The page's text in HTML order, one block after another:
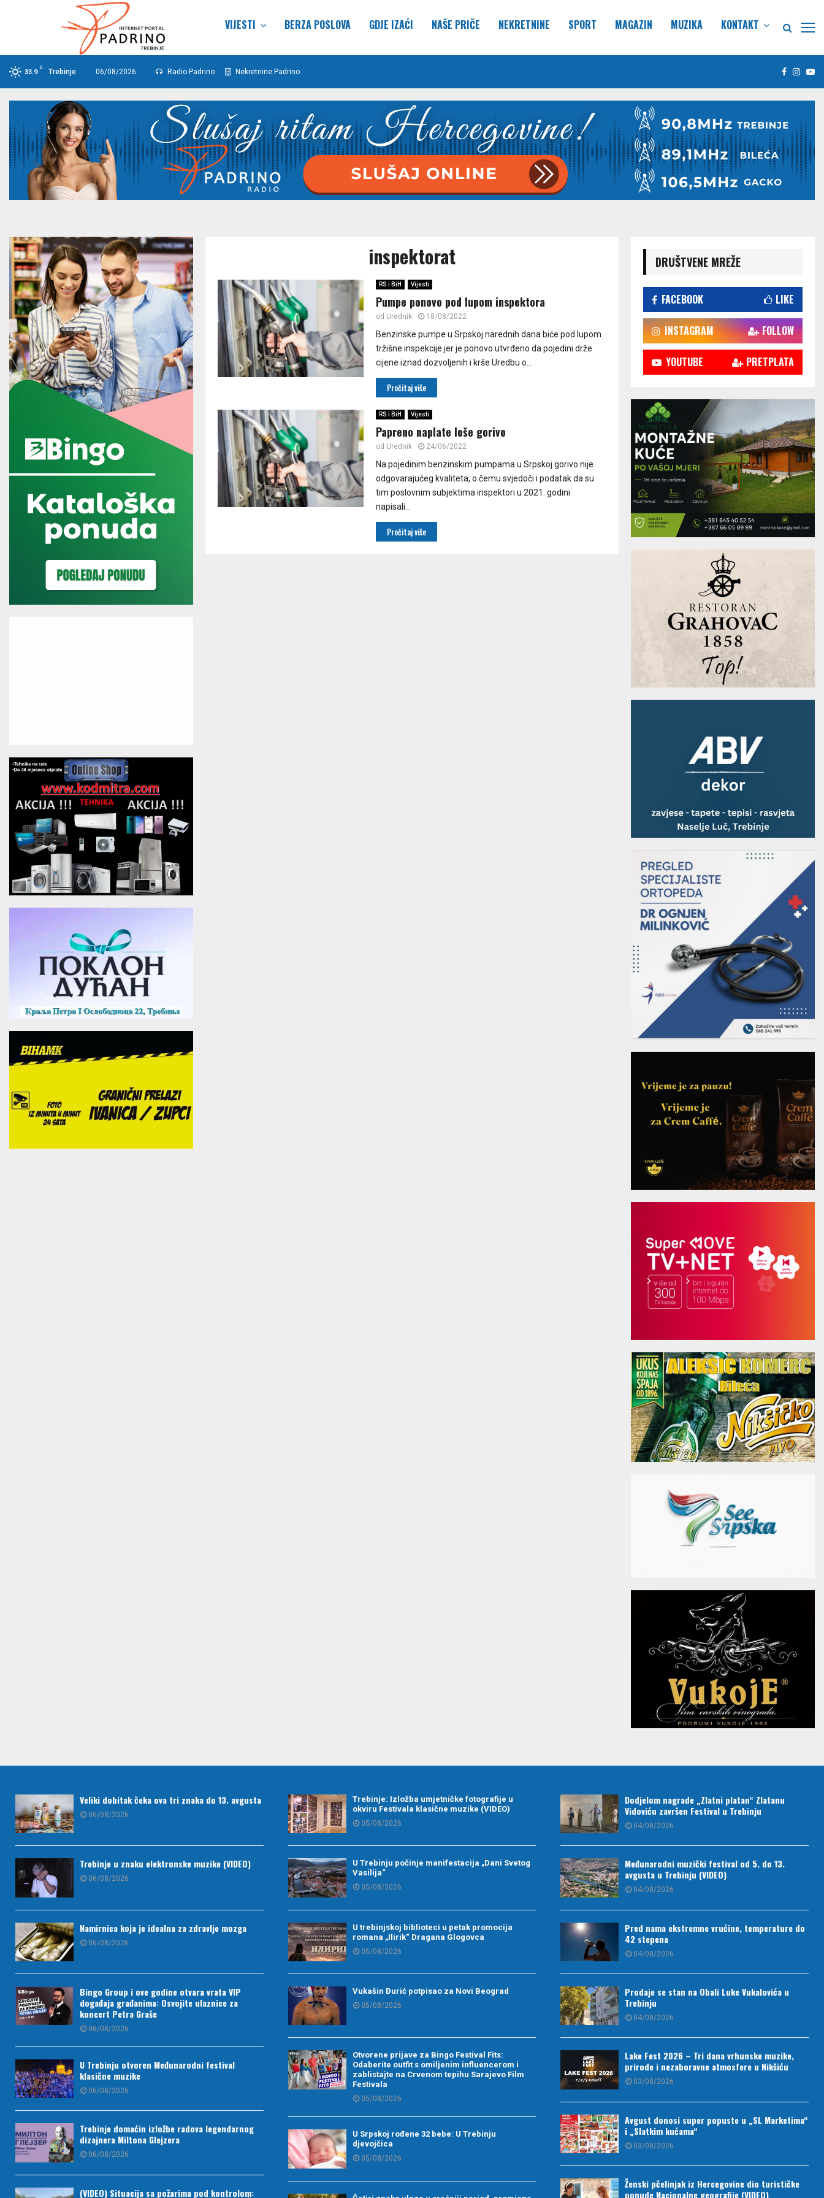
VIJESTI BERZA POSLOVA GDJE IZAĆI NAŠE PRIČE NEKRETNINE SPORT MAGAZIN MUZIKA KONTAKT
33.9
C
Trebinje 06/08/2026 Radio Padrino Nekretnine Padrino Facebook
inspektorat
RS i BiH Vijesti
Pumpe ponovo pod lupom inspektora
od Urednik 18/08/2022
Benzinske pumpe u Srpskoj narednih dana biće pod lupom
tržišne inspekcije jer je ponovo utvrđeno da pojedini drže
cijene iznad dozvoljenih i krše Uredbu o...
Pročitaj više
RS i BiH Vijesti
Papreno naplate loše gorivo
od Urednik 24/06/2022
Na pojedinim benzinskim pumpama u Srpskoj gorivo nije
odgovarajućeg kvaliteta, o čemu svjedoči i podatak da su
tim poslovnim subjektima inspektori u 2021. godini
napisali...
Pročitaj više
DRUŠTVENE MREŽE
FACEBOOK LIKE
INSTAGRAM FOLLOW
YOUTUBE PRETPLATA
Veliki dobitak čeka ova tri znaka do 13. avgusta
06/08/2026
Trebinje u znaku elektronske muzike (VIDEO)
06/08/2026
Namirnica koja je idealna za zdravlje mozga
06/08/2026
Bingo Group i ove godine otvara vrata VIP
događaja građanima: Osvojite ulaznice za
koncert Petra Graše
06/08/2026
U Trebinju otvoren Međunarodni festival
klasične muzike
06/08/2026
Trebinje domaćin izložbe radova legendarnog
dizajnera Miltona Glejzera
06/08/2026
(VIDEO) Situacija sa požarima pod kontrolom:
Trebinje: Izložba umjetničke fotografije u
okviru Festivala klasične muzike (VIDEO)
05/08/2026
U Trebinju počinje manifestacija „Dani Svetog
Vasilija“
05/08/2026
U trebinjskoj biblioteci u petak promocija
romana „Ilirik“ Dragana Glogovca
05/08/2026
Vukašin Đurić potpisao za Novi Beograd
05/08/2026
Otvorene prijave za Bingo Festival Fits:
Odaberite outfit s omiljenim influencerom i
zablistajte na Crvenom tepihu Sarajevo Film
Festivala
05/08/2026
U Srpskoj rođene 32 bebe: U Trebinju
djevojčica
05/08/2026
Dodjelom nagrade „Zlatni platan“ Zlatanu
Vidoviću završen Festival u Trebinju
04/08/2026
Međunarodni muzički festival od 5. do 13.
avgusta u Trebinju (VIDEO)
04/08/2026
Pred nama ekstremne vrućine, temperature do
42 stepena
04/08/2026
Prodaje se stan na Obali Luke Vukalovića u
Trebinju
04/08/2026
Lake Fest 2026 – Tri dana vrhunske muzike,
prirode i nezaboravne atmosfere u Nikšiću
03/08/2026
Avgust donosi super popuste u „SL Marketima“
i „Slatkim kućama“
03/08/2026
Ženski pčelinjak iz Hercegovine dio turističke
ponude Nacionalne geografije (VIDEO)